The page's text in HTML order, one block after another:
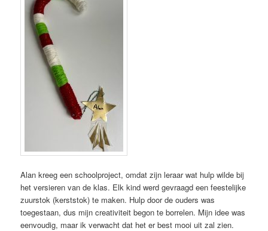
Alan kreeg een schoolproject, omdat zijn leraar wat hulp wilde bij
het versieren van de klas. Elk kind werd gevraagd een feestelijke
zuurstok (kerststok) te maken. Hulp door de ouders was
toegestaan, dus mijn creativiteit begon te borrelen. Mijn idee was
eenvoudig, maar ik verwacht dat het er best mooi uit zal zien.